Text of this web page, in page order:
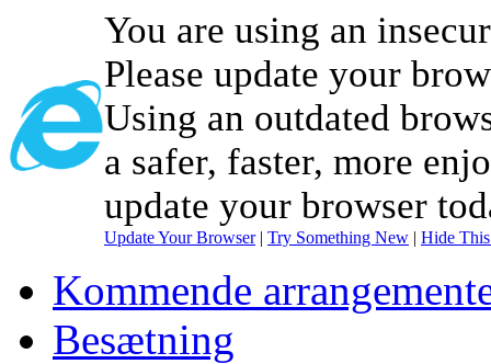
You are using an
Please update your
Using an outdated
a safer, faster, more
update your browser
Update Your Browser| Try Something New | Hide
Kommende
Besætning